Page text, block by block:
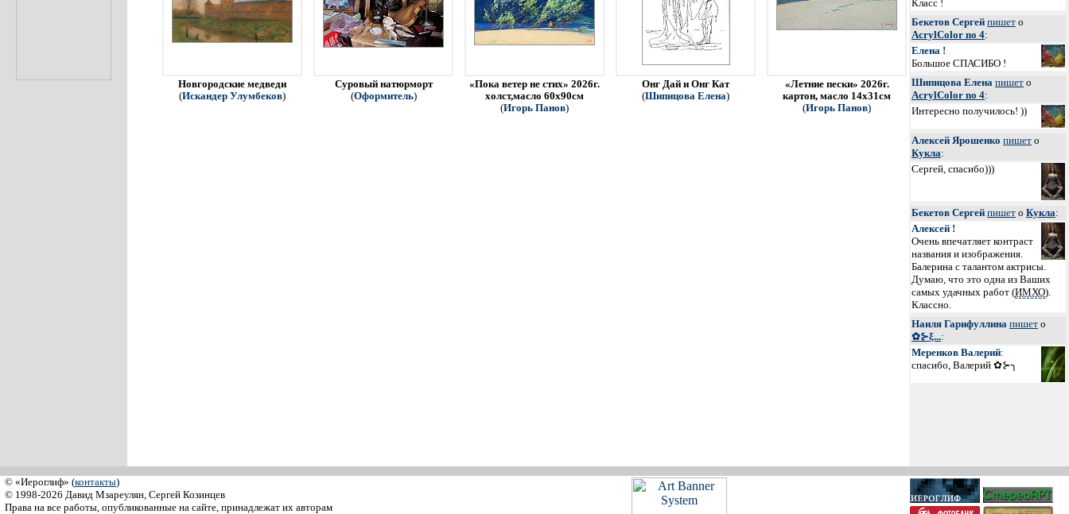
Новгородские медведи
(Искандер Улумбеков)
Суровый натюрморт
(Оформитель)
«Пока ветер не стих» 2026г.
холст,масло 60х90см
(Игорь Панов)
Онг Дай и Онг Кат
(Шипицова Елена)
«Летние пески» 2026г.
картон, масло 14х31см
(Игорь Панов)
Класс !
Бекетов Сергей пишет о
AcrylColor no 4:
Елена !
Большое СПАСИБО !
Шипицова Елена пишет о
AcrylColor no 4:
Интересно получилось! ))
Алексей Ярошенко пишет о
Кукла:
Сергей, спасибо)))
Бекетов Сергей пишет о Кукла:
Алексей !
Очень впечатляет контраст
названия и изображения.
Балерина с талантом актрисы.
Думаю, что это одна из Ваших
самых удачных работ (ИМХО).
Классно.
Наиля Гарифуллина пишет о
✿⊱ξ...:
Меренков Валерий:
спасибо, Валерий ✿⊱╮
© «Иероглиф» (контакты)
© 1998-2026 Давид Мзареулян, Сергей Козинцев
Права на все работы, опубликованные на сайте, принадлежат их авторам